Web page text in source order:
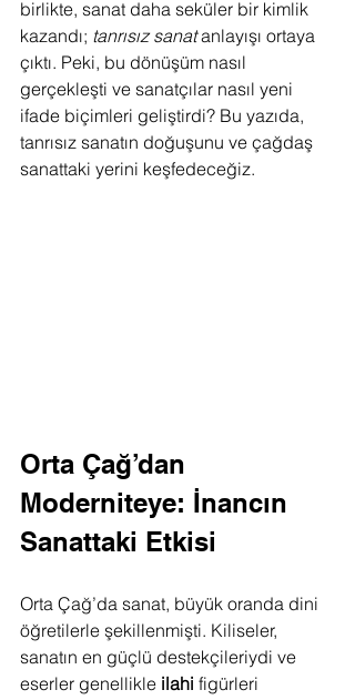
birlikte, sanat daha seküler bir kimlik
kazandı; tanrısız sanat anlayışı ortaya
çıktı. Peki, bu dönüşüm nasıl
gerçekleşti ve sanatçılar nasıl yeni
ifade biçimleri geliştirdi? Bu yazıda,
tanrısız sanatın doğuşunu ve çağdaş
sanattaki yerini keşfedeceğiz.
Orta Çağ’dan
Moderniteye: İnancın
Sanattaki Etkisi
Orta Çağ’da sanat, büyük oranda dini
öğretilerle şekillenmişti. Kiliseler,
sanatın en güçlü destekçileriydi ve
eserler genellikle ilahi figürleri